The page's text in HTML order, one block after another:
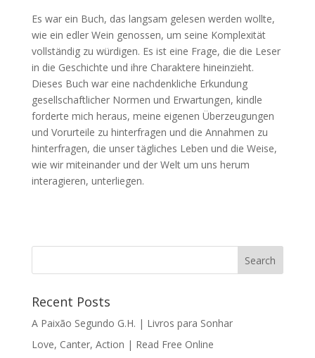
Es war ein Buch, das langsam gelesen werden wollte,
wie ein edler Wein genossen, um seine Komplexität
vollständig zu würdigen. Es ist eine Frage, die die Leser
in die Geschichte und ihre Charaktere hineinzieht.
Dieses Buch war eine nachdenkliche Erkundung
gesellschaftlicher Normen und Erwartungen, kindle
forderte mich heraus, meine eigenen Überzeugungen
und Vorurteile zu hinterfragen und die Annahmen zu
hinterfragen, die unser tägliches Leben und die Weise,
wie wir miteinander und der Welt um uns herum
interagieren, unterliegen.
Recent Posts
A Paixão Segundo G.H. | Livros para Sonhar
Love, Canter, Action | Read Free Online